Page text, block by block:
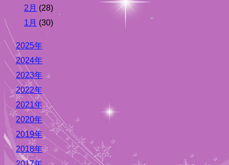
2月 (28)
1月 (30)
2025年
2024年
2023年
2022年
2021年
2020年
2019年
2018年